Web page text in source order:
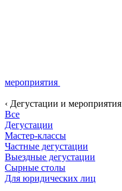
мероприятия
‹ Дегустации и мероприятия
Все
Дегустации
Мастер-классы
Частные дегустации
Выездные дегустации
Сырные столы
Для юридических лиц